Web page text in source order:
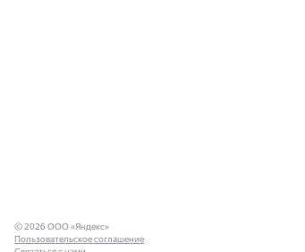
© 2026 ООО «Яндекс»
Пользовательское соглашение